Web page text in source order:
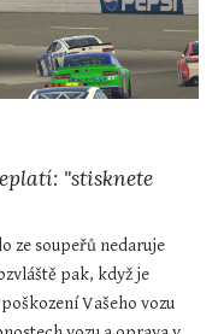
"stisknete
ze soupeřů nedaruje
pak, když je
Vašeho vozu